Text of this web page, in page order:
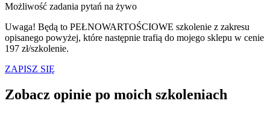
Możliwość zadania pytań na żywo
Uwaga! Będą to PEŁNOWARTOŚCIOWE szkolenie z zakresu
opisanego powyżej, które następnie trafią do mojego sklepu w cenie
197 zł/szkolenie.
ZAPISZ SIĘ
Zobacz opinie po moich szkoleniach